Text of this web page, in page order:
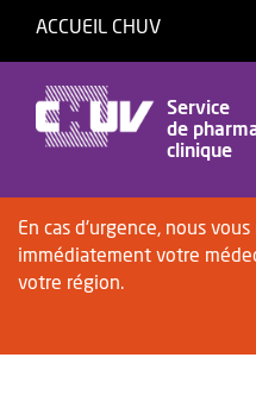
ACCUEIL CHUV
Service
de
clinique
En cas d'urgence, nous
immédiatement votre
votre région.